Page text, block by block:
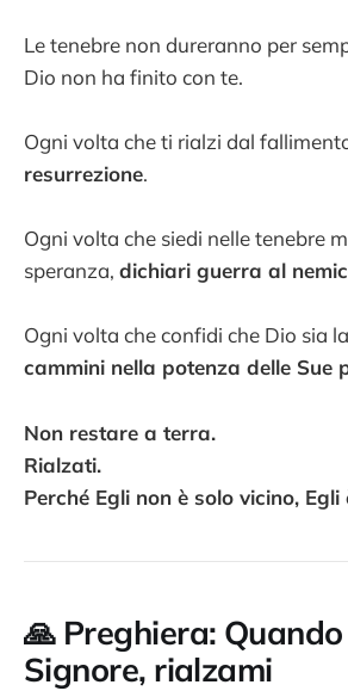
Le tenebre non dureranno per
Dio non ha finito con te.
Ogni volta che ti rialzi dal
resurrezione.
Ogni volta che siedi nelle tenebre
speranza, dichiari guerra al
Ogni volta che confidi che Dio sia
cammini nella potenza delle Sue
Non restare a terra.
Rialzati.
Perché Egli non è solo vicino,
🙏 Preghiera:
Signore, rialzami